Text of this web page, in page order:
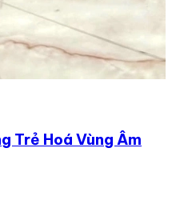
Trẻ Hoá Vùng Âm